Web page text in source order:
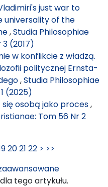
just war to
universality of the
,Studia Philosophiae
(2017)
w konflikcie z władzą.
politycznej Ernsta-
,Studia Philosophiae
(2025)
się osobą jako proces,
Tom 56 Nr 2
2021 22 > >>
dla tego artykułu.